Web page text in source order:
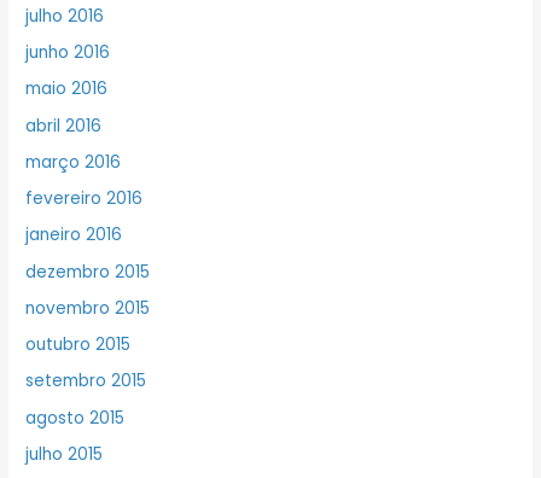
julho 2016
junho 2016
maio 2016
abril 2016
março 2016
fevereiro 2016
janeiro 2016
dezembro 2015
novembro 2015
outubro 2015
setembro 2015
agosto 2015
julho 2015